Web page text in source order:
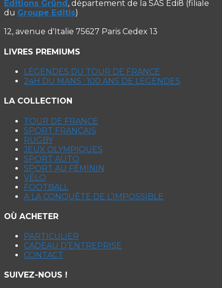
Editions Gründ , département de la SAS Edi8 (filiale
du Groupe Editis)
12, avenue d'Italie 75627 Paris Cedex 13
LIVRES PREMIUMS
LÉGENDES DU TOUR DE FRANCE
24H DU MANS : 100 ANS DE LEGENDES
LA COLLECTION
TOUR DE FRANCE
SPORT FRANÇAIS
RUGBY
JEUX OLYMPIQUES
SPORT AUTO
SPORT AU FÉMININ
VÉLO
FOOTBALL
A LA CONQUÊTE DE L’IMPOSSIBLE
OÙ ACHETER
PARTICULIER
CADEAU D’ENTREPRISE
CONTACT
SUIVEZ-NOUS !